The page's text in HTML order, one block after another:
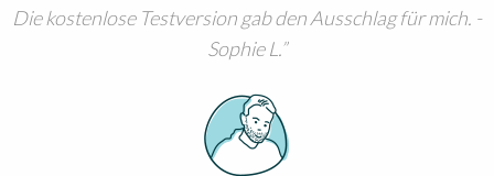
Die kostenlose Testversion gab den Ausschlag für mich. -
Sophie L.